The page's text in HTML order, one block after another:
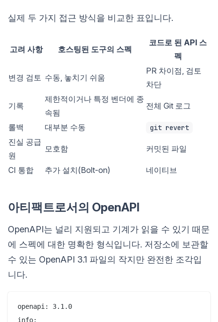
실제 두 가지 접근 방식을 비교한 표입니다.
고려 사항 호스팅된 도구의 스펙
코드로 된 API 스
펙
변경 검토 수동, 놓치기 쉬움
PR 차이점, 검토
차단
기록
제한적이거나 특정 벤더에 종
속됨
전체 Git 로그
롤백 대부분 수동 git revert
진실 공급
원
모호함 커밋된 파일
CI 통합 추가 설치(Bolt-on) 네이티브
아티팩트로서의 OpenAPI
OpenAPI는 널리 지원되고 기계가 읽을 수 있기 때문
에 스펙에 대한 명확한 형식입니다. 저장소에 보관할
수 있는 OpenAPI 3.1 파일의 작지만 완전한 조각입
니다.
openapi: 3.1.0
info: